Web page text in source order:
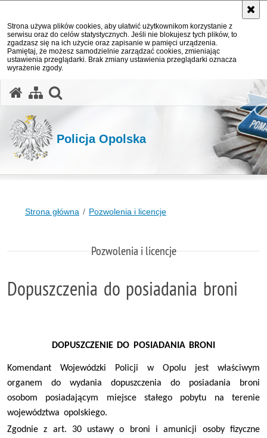
Strona używa plików cookies, aby ułatwić użytkownikom korzystanie z
serwisu oraz do celów statystycznych. Jeśli nie blokujesz tych plików, to
zgadzasz się na ich użycie oraz zapisanie w pamięci urządzenia.
Pamiętaj, że możesz samodzielnie zarządzać cookies, zmieniając
ustawienia przeglądarki. Brak zmiany ustawienia przeglądarki oznacza
wyrażenie zgody.
Policja Opolska
Strona główna Pozwolenia i licencje
Pozwolenia i licencje
Dopuszczenia do posiadania broni
DOPUSZCZENIE DO POSIADANIA BRONI
Komendant Wojewódzki Policji w Opolu jest właściwym
organem do wydania dopuszczenia do posiadania broni
osobom posiadającym miejsce stałego pobytu na terenie
województwa opolskiego.
Zgodnie z art. 30 ustawy o broni i amunicji osoby fizyczne